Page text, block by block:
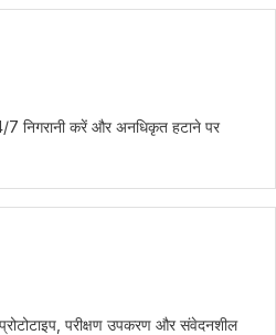
7 निगरानी करें और अनधिकृत हटाने पर
परीक्षण उपकरण और संवेदनशील